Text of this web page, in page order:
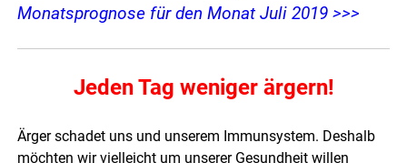
Monatsprognose für den Monat Juli 2019 >>>
Jeden Tag weniger ärgern!
Ärger schadet uns und unserem Immunsystem. Deshalb
möchten wir vielleicht um unserer Gesundheit willen